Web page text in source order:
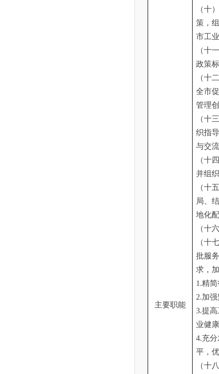
主要职能
（十
策，
市工
（十
政策
（十
全市
管理
（十
织指
与交
（十
并组
（十
局、
地化
（十
（十七
批服
求，
1.精
2.加
3.提
业健
4.充
平，
（十